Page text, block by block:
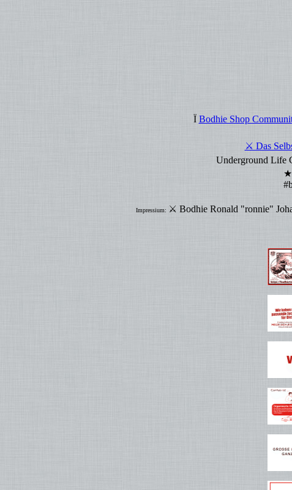
Ï Bodhie Shop
⚔ Das
Underground Life
★
Impressium: ⚔ Bodhie Ronald "ronnie"